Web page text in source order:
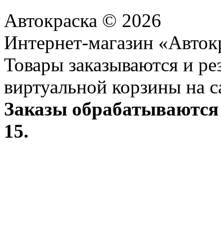
Автокраска © 2026
Интернет-магазин
Товары заказываются и
виртуальной корзины на
Заказы
15.